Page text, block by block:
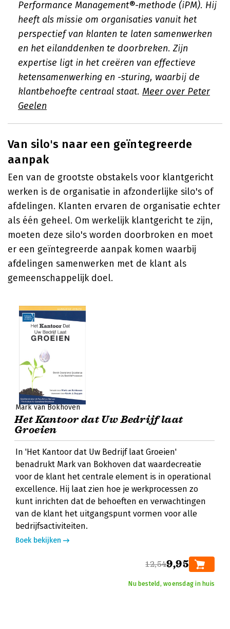
Performance Management®-methode (iPM). Hij
heeft als missie om organisaties vanuit het
perspectief van klanten te laten samenwerken
en het eilanddenken te doorbreken. Zijn
expertise ligt in het creëren van effectieve
ketensamenwerking en -sturing, waarbij de
klantbehoefte centraal staat. Meer over Peter
Geelen
Van silo's naar een geïntegreerde
aanpak
Een van de grootste obstakels voor klantgericht
werken is de organisatie in afzonderlijke silo's of
afdelingen. Klanten ervaren de organisatie echter
als één geheel. Om werkelijk klantgericht te zijn,
moeten deze silo's worden doorbroken en moet
er een geïntegreerde aanpak komen waarbij
afdelingen samenwerken met de klant als
gemeenschappelijk doel.
Mark van Bokhoven
Het Kantoor dat Uw Bedrijf laat
Groeien
In 'Het Kantoor dat Uw Bedrijf laat Groeien'
benadrukt Mark van Bokhoven dat waardecreatie
voor de klant het centrale element is in operational
excellence. Hij laat zien hoe je werkprocessen zo
kunt inrichten dat de behoeften en verwachtingen
van de klant het uitgangspunt vormen voor alle
bedrijfsactiviteiten.
Boek bekijken
12,549,95
Nu besteld, woensdag in huis